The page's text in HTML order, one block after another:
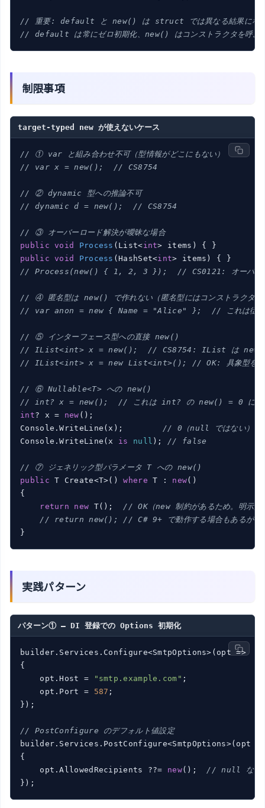
// 重要: default と new() は struct では異なる結果にな
// default は常にゼロ初期化、new() はコンストラクタを呼ぶ
制限事項
target-typed new が使えないケース
// ① var と組み合わせ不可（型情報がどこにもない）
// var x = new();  // CS8754
// ② dynamic 型への推論不可
// dynamic d = new();  // CS8754
// ③ オーバーロード解決が曖昧な場合
public
void Process ( List<int> items )
public
void Process (HashSet<int> items )
// Process(new() { 1, 2, 3 });  // CS0121: オーバーロ
// ④ 匿名型は new() で作れない（匿名型にはコンストラクタが
// var anon = new { Name = "Alice" };  // これは従来の
// ⑤ インターフェース型への直接 new()
// IList<int> x = new();  // CS8754: IList は new()
// IList<int> x = new List<int>(); // OK: 具象型を明
// ⑥ Nullable<T> への new()
// int? x = new();  // これは int? の new() = 0 になる（
int? x = new ();
Console.WriteLine(x); // 0（null ではない）
Console.WriteLine(x is null ); // false
// ⑦ ジェネリック型パラメータ T への new()
public T Create<T>() where T : new()
{
return
new T(); // OK（new 制約があるため。明示的
// return new(); // C# 9+ で動作する場合もあるが、T
実践パターン
パターン① — DI 登録での Options 初期化
builder.Services.Configure<SmtpOptions>( opt =>
{
    opt.Host =
"smtp.example.com" ;
    opt.Port =
587 ;
});
// PostConfigure のデフォルト値設定
builder.Services.PostConfigure<SmtpOptions>( opt
{
    opt.AllowedRecipients ??=
new(); // null なら空